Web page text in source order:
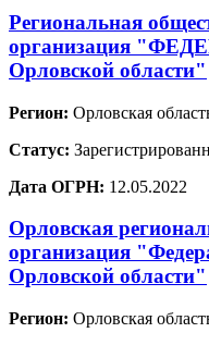
Региональная
организация
Орловской области"
Регион: Орловская
Статус:
Дата ОГРН: 12.05.2022
Орловская
организация
Орловской области"
Регион: Орловская